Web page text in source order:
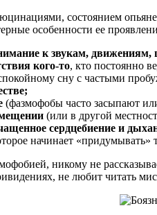
состоянием
особенности ее
к звукам, движениям,
кого-то, кто постоянно
сну с частыми
(фазмофобы часто засыпают
(или в другой
сердцебиение и
начинает «придумывать»
никому не
не любит читать